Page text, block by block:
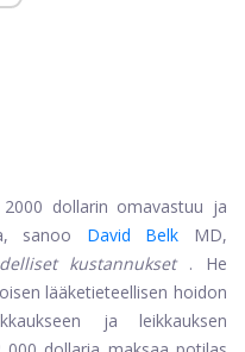
dollarin omavastuu ja
sanoo
David Belk
MD,
kustannukset
. He
lääketieteellisen hoidon
ja leikkauksen